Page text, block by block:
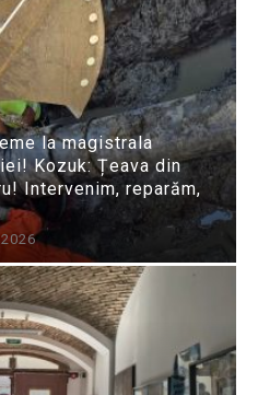
la magistrala
Kozuk: Țeava din
Intervenim, reparăm,